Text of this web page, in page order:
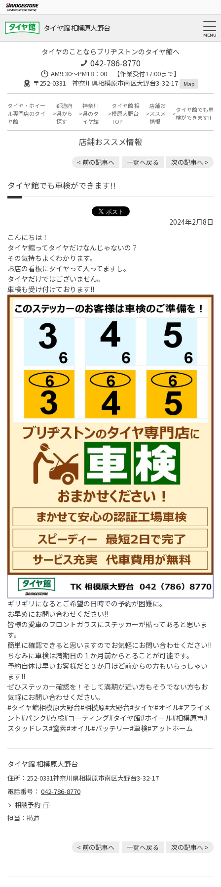
タイヤ館 相模原大野台
タイヤのことならブリヂストンのタイヤ館へ
042-786-8770
AM9:30～PM18：00 【作業受付17:00まで】
〒252-0331 神奈川県相模原市南区大野台3-32-17
Map
タイヤ・ホイー
ル専門店のタイ
ヤ館
都道府
県から
探す
神奈川
県のタ
イヤ館
タイヤ館 相
模原大野台
TOP
店舗お
ススメ
情報
タイヤ館でも車
検ができます!!
店舗おススメ情報
< 前の記事へ 一覧へ戻る 次の記事へ >
タイヤ館でも車検ができます!!
2024年2月8日
こんにちは！
タイヤ館ってタイヤだけなんじゃないの？
その気持ちよくわかります。
お店の看板にタイヤって入ってますし。
タイヤだけではございません。
車検も受け付けております!!
ギリギリになるとご希望の日時での予約が困難に。
お早めにお問い合わせください!!
皆様の愛車のフロントガラスにステッカーが貼ってあると思いま
す。
簡単に確認できると思いますのでお気軽にお問い合わせください!!
ちなみに車検は満期日の１か月前からとることが可能です。
予約自体は早いお客様だと３か月ほど前からの方もいらっしゃい
ます!!
ぜひステッカー確認を！そして満期が近い方もそうでない方もお
気軽にお問い合わせください。
#タイヤ館相模原大野台#相模原#大野台#タイヤ#オイル#アライメ
ント#パンク#点検#コーティング#タイヤ館#ホイール#相模原市#
スタッドレス#窒素#オイル#バッテリー#車検#アットホーム
タイヤ館 相模原大野台
住所：252-0331神奈川県相模原市南区大野台3-32-17
電話番号： 042-786-8770
相談予約
担当：横道
< 前の記事へ 一覧へ戻る 次の記事へ >